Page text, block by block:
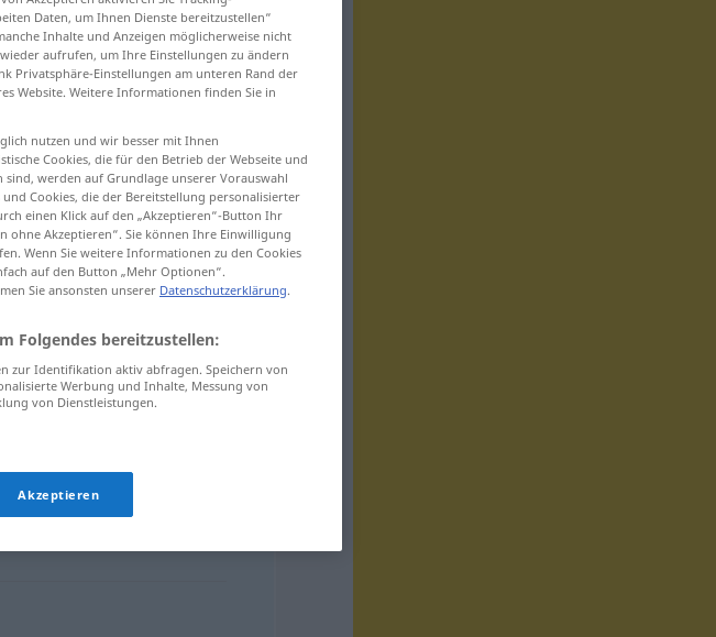
Daten, um Ihnen Dienste bereitzustellen“
Inhalte und Anzeigen möglicherweise nicht
aufrufen, um Ihre Einstellungen zu ändern
Privatsphäre-Einstellungen am unteren Rand der
Website. Weitere Informationen finden Sie in
nutzen und wir besser mit Ihnen
Cookies, die für den Betrieb der Webseite und
werden auf Grundlage unserer Vorauswahl
Cookies, die der Bereitstellung personalisierter
einen Klick auf den „Akzeptieren“-Button Ihr
ohne Akzeptieren“. Sie können Ihre Einwilligung
Wenn Sie weitere Informationen zu den Cookies
auf den Button „Mehr Optionen“.
Sie ansonsten unserer Datenschutzerklärung.
Folgendes bereitzustellen:
zur Identifikation aktiv abfragen. Speichern von
Werbung und Inhalte, Messung von
von Dienstleistungen.
Akzeptieren